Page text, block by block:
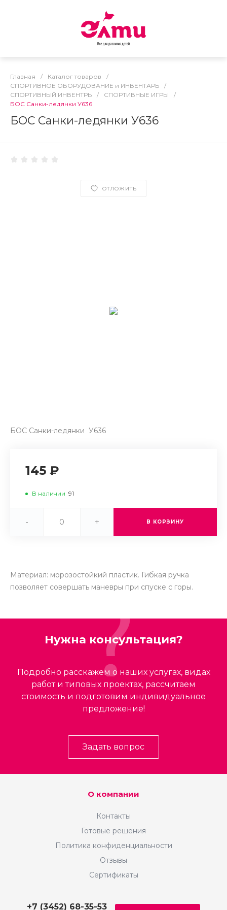
Главная / Каталог товаров
/
СПОРТИВНОЕ ОБОРУДОВАНИЕ и ИНВЕНТАРЬ
/
СПОРТИВНЫЙ ИНВЕНТРЬ
/ СПОРТИВНЫЕ ИГРЫ
/
БОС Санки-ледянки У636
БОС Санки-ледянки У636
ОТЛОЖИТЬ
БОС Санки-ледянки У636
145 ₽
В наличии 91
- + В КОРЗИНУ
Материал: морозостойкий пластик. Гибкая ручка
позволяет совершать маневры при спуске с горы.
Нужна консультация?
Подробно расскажем о наших услугах, видах
работ и типовых проектах, рассчитаем
стоимость и подготовим индивидуальное
предложение!
Задать вопрос
О компании
Контакты
Готовые решения
Политика конфиденциальности
Отзывы
Сертификаты
+7 (3452) 68-35-53